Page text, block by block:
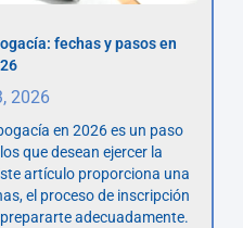
fechas y pasos en
2026
en 2026 es un paso
que desean ejercer la
artículo proporciona una
el proceso de inscripción
adecuadamente.